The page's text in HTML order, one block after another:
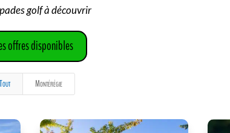
golf à découvrir
offres disponibles
Tout Montérégie